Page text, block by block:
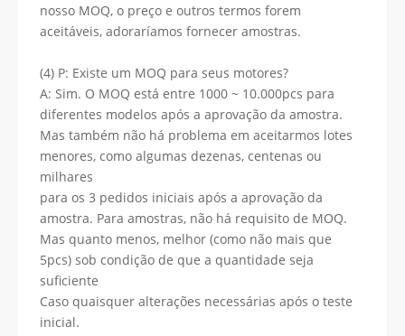
nosso MOQ, o preço e outros termos forem
aceitáveis, adoraríamos fornecer amostras.
(4) P: Existe um MOQ para seus motores?
A: Sim. O MOQ está entre 1000 ~ 10.000pcs para
diferentes modelos após a aprovação da amostra.
Mas também não há problema em aceitarmos lotes
menores, como algumas dezenas, centenas ou
milhares
para os 3 pedidos iniciais após a aprovação da
amostra. Para amostras, não há requisito de MOQ.
Mas quanto menos, melhor (como não mais que
5pcs) sob condição de que a quantidade seja
suficiente
Caso quaisquer alterações necessárias após o teste
inicial.